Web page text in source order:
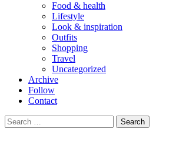
Food & health
Lifestyle
Look & inspiration
Outfits
Shopping
Travel
Uncategorized
Archive
Follow
Contact
Search
for: